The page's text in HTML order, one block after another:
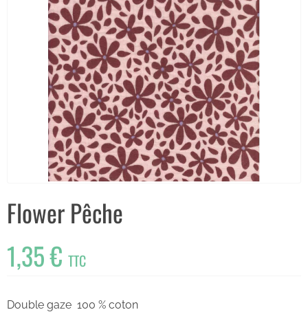
Flower Pêche
1,35 € TTC
Double gaze 100 % coton